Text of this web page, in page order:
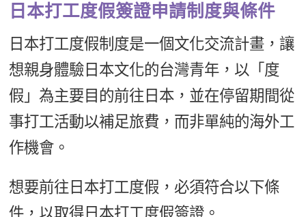
日本打工度假簽證申請制度與條件
日本打工度假制度是一個文化交流計畫，讓
想親身體驗日本文化的台灣青年，以「度
假」為主要目的前往日本，並在停留期間從
事打工活動以補足旅費，而非單純的海外工
作機會。
想要前往日本打工度假，必須符合以下條
件，以取得日本打工度假簽證。